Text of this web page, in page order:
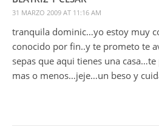
31 MARZO 2009 AT 11:16 AM
tranquila dominic…yo estoy muy
conocido por fin..y te prometo te
sepas que aqui tienes una
mas o menos…jeje…un beso y